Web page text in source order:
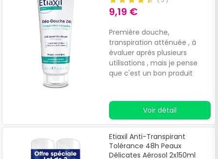
humidité à base de prêle et
de sauge pour adoucir la
peau, ainsi que du citrate de
zinc agissant comme
astringent pour réduire la
transpiration, ce déodorant
offre une action complète.
9,19 €
Première douche,
transpiration atténuée , à
évaluer après plusieurs
utilisations , mais je pense
que c'est un bon produit
Voir détail
Etiaxil Anti-Transpirant
Tolérance 48h Peaux
Délicates Aérosol 2x150ml